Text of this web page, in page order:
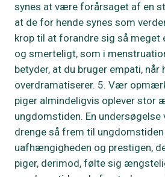
synes at være forårsaget af en
at de for hende synes som
krop til at forandre sig så meget
og smerteligt, som i
betyder, at du bruger empati, når
overdramatiserer. 5. Vær
piger almindeligvis oplever stor
ungdomstiden. En undersøgelse
drenge så frem til
uafhængigheden og prestigen,
piger, derimod, følte sig